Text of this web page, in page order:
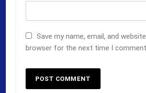
Save my name, email, and
browser for the next time I